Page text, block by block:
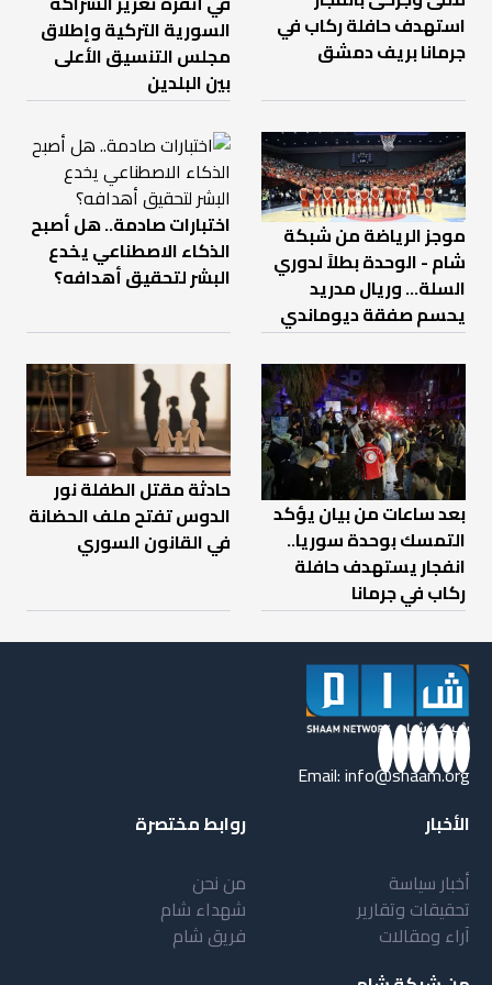
استهدف حافلة ركاب في
جرمانا بريف دمشق
السورية التركية وإطلاق
مجلس التنسيق الأعلى
بين البلدين
موجز الرياضة من شبكة
شام - الوحدة بطلاً لدوري
السلة... وريال مدريد
يحسم صفقة ديوماندي
اختبارات صادمة.. هل أصبح
الذكاء الاصطناعي يخدع
البشر لتحقيق أهدافه؟
بعد ساعات من بيان يؤكد
التمسك بوحدة سوريا..
انفجار يستهدف حافلة
ركاب في جرمانا
حادثة مقتل الطفلة نور
الدوس تفتح ملف الحضانة
في القانون السوري
Email:info@shaam.org
الأخبار
أخبار سياسة
تحقيقات وتقارير
آراء ومقالات
روابط مختصرة
من نحن
شهداء شام
فريق شام